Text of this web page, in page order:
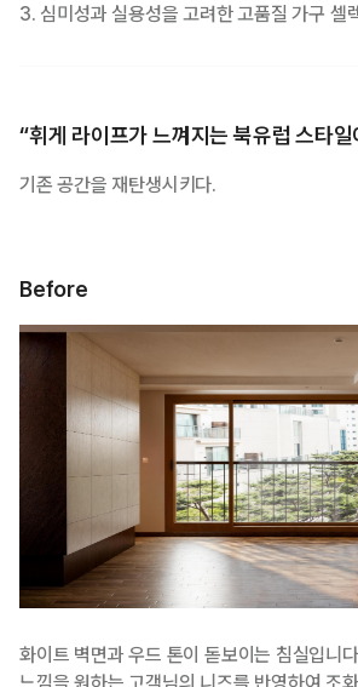
3. 심미성과 실용성을 고려한 고품질 가구 셀
“휘게 라이프가 느껴지는 북유럽 스타일
기존 공간을 재탄생시키다.
Before
화이트 벽면과 우드 톤이 돋보이는 침실입니